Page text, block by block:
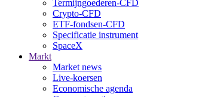
Termijngoederen-CFD
Crypto-CFD
ETF-fondsen-CFD
Specificatie instrument
SpaceX
Markt
Market news
Live-koersen
Economische agenda